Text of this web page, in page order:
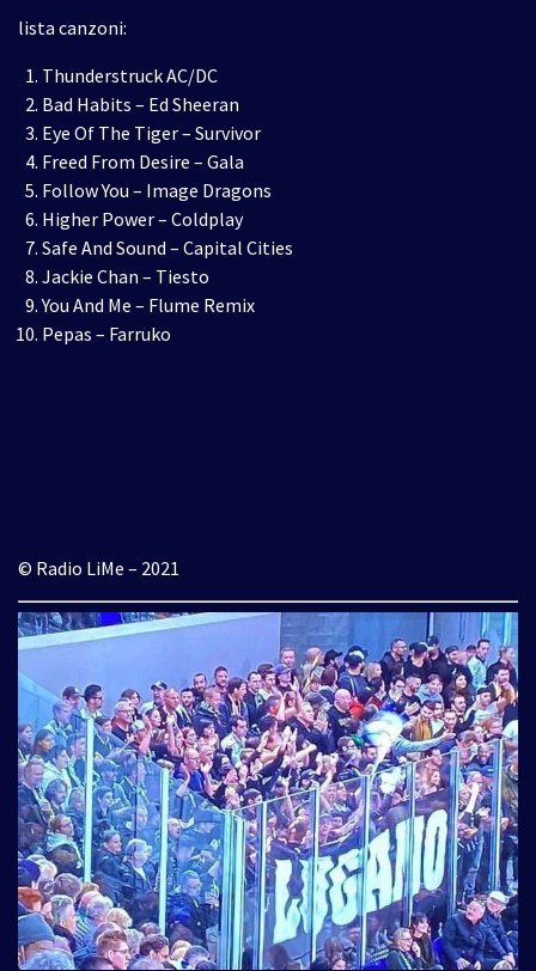
lista canzoni:
Thunderstruck AC/DC
Bad Habits – Ed Sheeran
Eye Of The Tiger – Survivor
Freed From Desire – Gala
Follow You – Image Dragons
Higher Power – Coldplay
Safe And Sound – Capital Cities
Jackie Chan – Tiesto
You And Me – Flume Remix
Pepas – Farruko
© Radio LiMe – 2021